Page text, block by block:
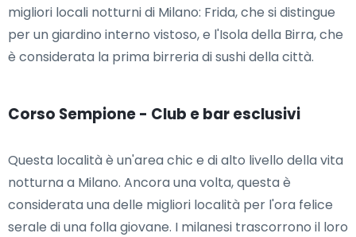
migliori locali notturni di Milano: Frida, che si distingue
per un giardino interno vistoso, e l'Isola della Birra, che
è considerata la prima birreria di sushi della città.
Corso Sempione - Club e bar esclusivi
Questa località è un'area chic e di alto livello della vita
notturna a Milano. Ancora una volta, questa è
considerata una delle migliori località per l'ora felice
serale di una folla giovane. I milanesi trascorrono il loro